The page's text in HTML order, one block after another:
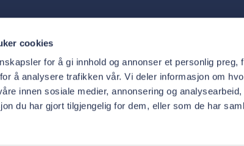
cookies
for å gi innhold og annonser et personlig preg,
å analysere trafikken vår. Vi deler informasjon om
innen sosiale medier, annonsering og
du har gjort tilgjengelig for dem, eller som de har
Priser
Trygg